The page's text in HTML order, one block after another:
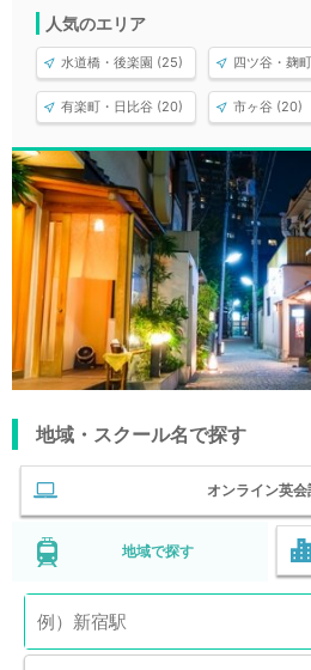
人気のエリア
水道橋・後楽園 (25) 四ツ谷・麹
有楽町・日比谷 (20) 市ヶ谷 (20)
地域・スクール名で探す
オンライン英
地域で探す